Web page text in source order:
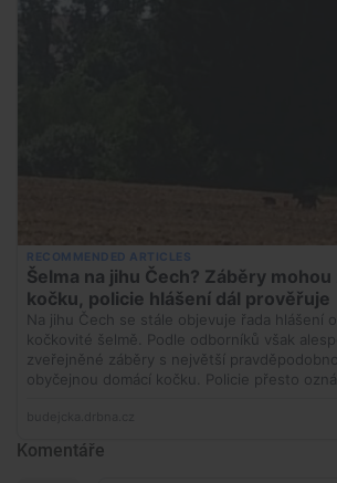
Komentáře